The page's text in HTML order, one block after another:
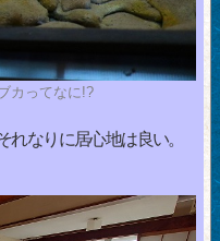
カってなに!?
なりに居心地は良い。